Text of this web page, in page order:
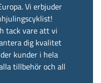
Vi erbjuder
tack vare att vi
dig kvalitet
kunder i hela
tillbehör och all